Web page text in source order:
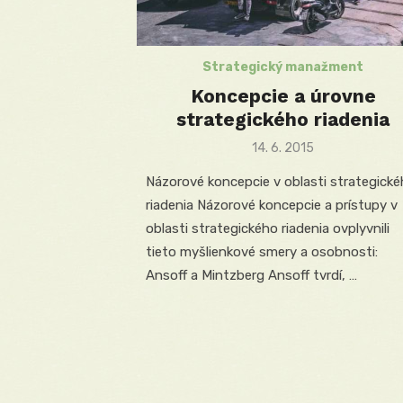
Strategický manažment
Koncepcie a úrovne
strategického riadenia
Posted
14. 6. 2015
Názorové koncepcie v oblasti
riadenia Názorové koncepcie a prístupy v
oblasti strategického riadenia ovplyvnili
tieto myšlienkové smery a osobnosti:
Ansoff a Mintzberg Ansoff tvrdí, …